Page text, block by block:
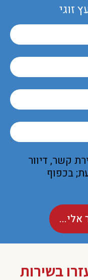
זוגי
קשר, דיוור
בכפוף
אלי...
בשירות